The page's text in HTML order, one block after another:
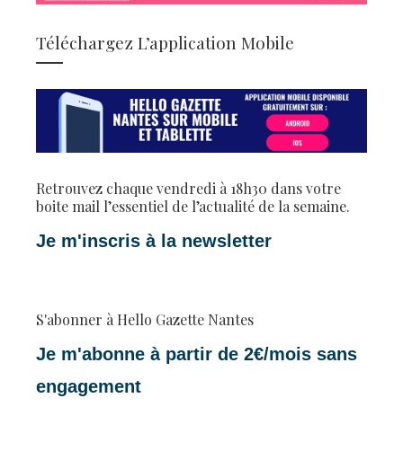
Téléchargez L’application Mobile
Retrouvez chaque vendredi à 18h30 dans votre
boite mail l’essentiel de l’actualité de la semaine.
Je m'inscris à la newsletter
S'abonner à Hello Gazette Nantes
Je m'abonne à partir de 2€/mois sans
engagement